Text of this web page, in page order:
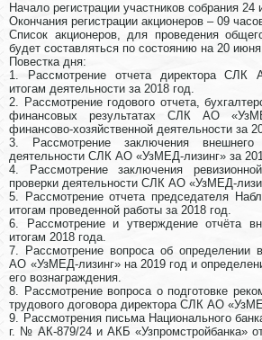
Начало регистрации участников собрания
Окончания регистрации акционеров – 09
Список акционеров, для проведения
будет составляться по состоянию на 20
Повестка дня:
1. Рассмотрение отчета директора СЛК
итогам деятельности за 2018 год.
2. Рассмотрение годового отчета,
финансовых результатах СЛК АО
финансово-хозяйственной деятельности за
3. Рассмотрение заключения
деятельности СЛК АО «УзМЕД-лизинг» за
4. Рассмотрение заключения
проверки деятельности СЛК АО «УзМЕД-
5. Рассмотрение отчета председателя
итогам проведенной работы за 2018 год.
6. Рассмотрение и утверждение отчёта
итогам 2018 года.
7. Рассмотрение вопроса об определении
АО «УзМЕД-лизинг» на 2019 год и
его вознаграждения.
8. Рассмотрение вопроса о подготовке
трудового договора директора СЛК АО
9. Рассмотрения письма Национального
г. № АК-879/24 и АКБ «Узпромстройбанка»